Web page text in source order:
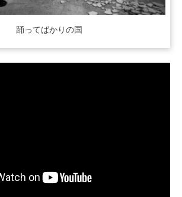
踊ってばかりの国